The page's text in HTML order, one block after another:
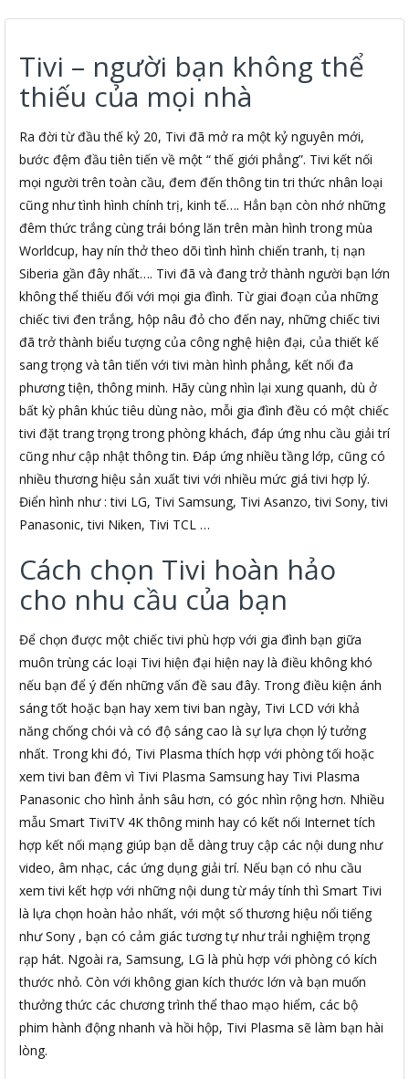
Tivi – người bạn không thể
thiếu của mọi nhà
Ra đời từ đầu thế kỷ 20, Tivi đã mở ra một kỷ nguyên mới,
bước đệm đầu tiên tiến về một “ thế giới phẳng”. Tivi kết nối
mọi người trên toàn cầu, đem đến thông tin tri thức nhân loại
cũng như tình hình chính trị, kinh tế…. Hẳn bạn còn nhớ những
đêm thức trắng cùng trái bóng lăn trên màn hình trong mùa
Worldcup, hay nín thở theo dõi tình hình chiến tranh, tị nạn
Siberia gần đây nhất…. Tivi đã và đang trở thành người bạn lớn
không thể thiếu đối với mọi gia đình. Từ giai đoạn của những
chiếc tivi đen trắng, hộp nâu đỏ cho đến nay, những chiếc tivi
đã trở thành biểu tượng của công nghệ hiện đại, của thiết kế
sang trọng và tân tiến với tivi màn hình phẳng, kết nối đa
phương tiện, thông minh. Hãy cùng nhìn lại xung quanh, dù ở
bất kỳ phân khúc tiêu dùng nào, mỗi gia đình đều có một chiếc
tivi đặt trang trọng trong phòng khách, đáp ứng nhu cầu giải trí
cũng như cập nhật thông tin. Đáp ứng nhiều tầng lớp, cũng có
nhiều thương hiệu sản xuất tivi với nhiều mức giá tivi hợp lý.
Điển hình như : tivi LG, Tivi Samsung, Tivi Asanzo, tivi Sony, tivi
Panasonic, tivi Niken, Tivi TCL …
Cách chọn Tivi hoàn hảo
cho nhu cầu của bạn
Để chọn được một chiếc tivi phù hợp với gia đình bạn giữa
muôn trùng các loại Tivi hiện đại hiện nay là điều không khó
nếu bạn để ý đến những vấn đề sau đây. Trong điều kiện ánh
sáng tốt hoặc bạn hay xem tivi ban ngày, Tivi LCD với khả
năng chống chói và có độ sáng cao là sự lựa chọn lý tưởng
nhất. Trong khi đó, Tivi Plasma thích hợp với phòng tối hoặc
xem tivi ban đêm vì Tivi Plasma Samsung hay Tivi Plasma
Panasonic cho hình ảnh sâu hơn, có góc nhìn rộng hơn. Nhiều
mẫu Smart TiviTV 4K thông minh hay có kết nối Internet tích
hợp kết nối mạng giúp bạn dễ dàng truy cập các nội dung như
video, âm nhạc, các ứng dụng giải trí. Nếu bạn có nhu cầu
xem tivi kết hợp với những nội dung từ máy tính thì Smart Tivi
là lựa chọn hoàn hảo nhất, với một số thương hiệu nổi tiếng
như Sony , bạn có cảm giác tương tự như trải nghiệm trọng
rạp hát. Ngoài ra, Samsung, LG là phù hợp với phòng có kích
thước nhỏ. Còn với không gian kích thước lớn và bạn muốn
thưởng thức các chương trình thể thao mạo hiểm, các bộ
phim hành động nhanh và hồi hộp, Tivi Plasma sẽ làm bạn hài
lòng.